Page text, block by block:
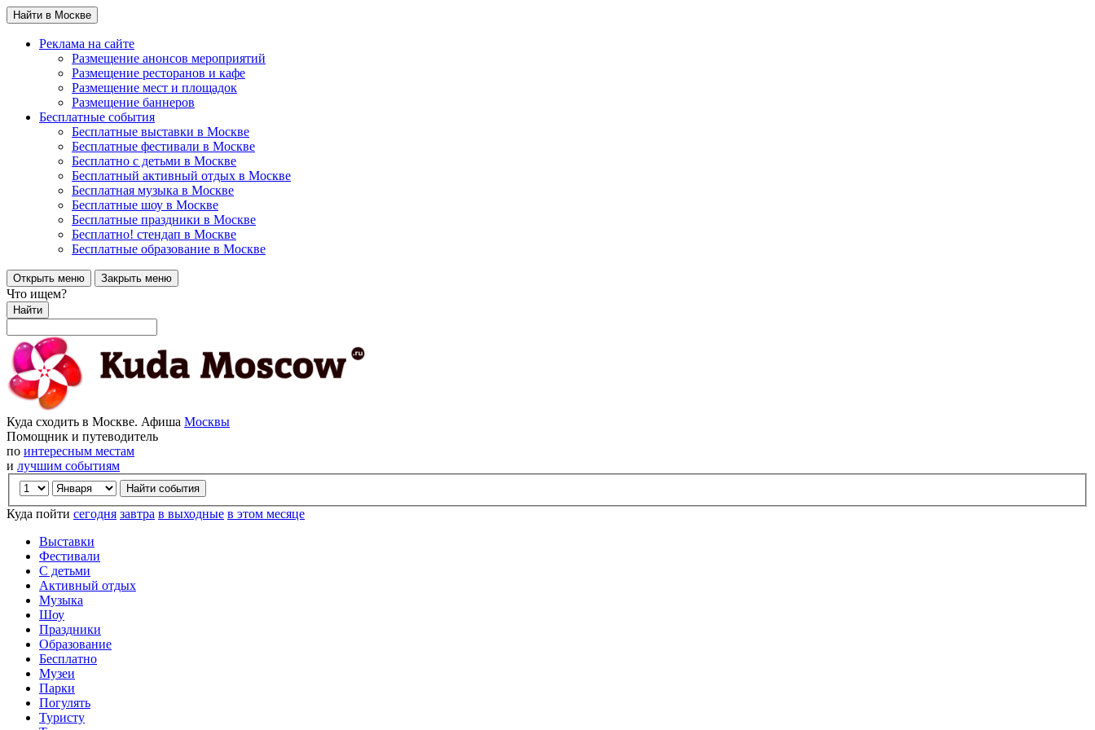
Найти в Москве
Реклама на сайте
Размещение анонсов мероприятий
Размещение ресторанов и кафе
Размещение мест и площадок
Размещение баннеров
Бесплатные события
Бесплатные выставки в Москве
Бесплатные фестивали в Москве
Бесплатно с детьми в Москве
Бесплатный активный отдых в Москве
Бесплатная музыка в Москве
Бесплатные шоу в Москве
Бесплатные праздники в Москве
Бесплатно! стендап в Москве
Бесплатные образование в Москве
Открыть меню Закрыть меню
Что ищем?
Найти
Куда сходить в Москве. Афиша Москвы
Помощник и путеводитель
по интересным местам
и лучшим событиям
Куда пойти сегодня завтра в выходные в этом месяце
Выставки
Фестивали
С детьми
Активный отдых
Музыка
Шоу
Праздники
Образование
Бесплатно
Музеи
Парки
Погулять
Туристу